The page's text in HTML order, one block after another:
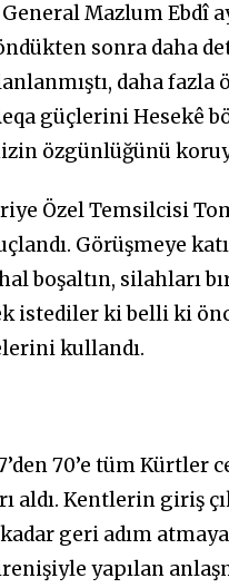
Mazlum Ebdî
sonra daha
daha
güçlerini Hesekê
özgünlüğünü
Özel Temsilcisi
Görüşmeye
boşaltın, silahları
istediler ki belli ki
kullandı.
70’e tüm Kürtler
Kentlerin giriş
geri adım
yapılan